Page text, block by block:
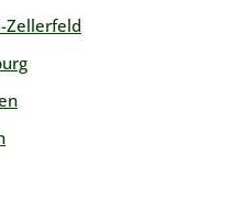
Zellerfeld